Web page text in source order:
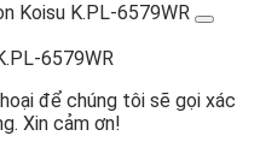
Koisu K.PL-6579WR
6579WR
để chúng tôi sẽ gọi xác
Xin cảm ơn!